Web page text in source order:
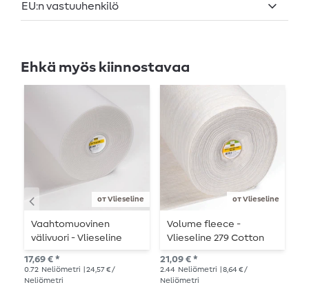
EU:n vastuuhenkilö
Ehkä myös kiinnostavaa
от Vlieseline
Vaahtomuovinen
välivuori - Vlieseline
Style-Vil valkoinen
17,69 € *
0.72 Neliömetri
| 24,57 € /
Neliömetri
от Vlieseline
Volume fleece -
Vlieseline 279 Cotton
Mix 80/20
metritavarana -
Vlieseline 279 Cotton
21,09 € *
2.44 Neliömetri
| 8,64 € /
Neliömetri